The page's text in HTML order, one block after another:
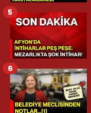
5
6